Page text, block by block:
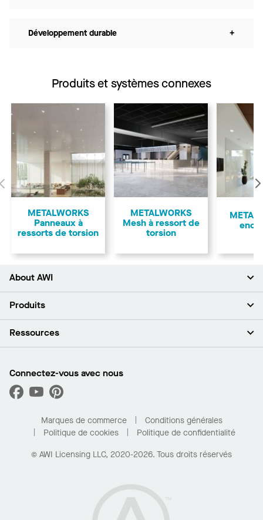
Développement durable +
Produits et systèmes connexes
Précédent
METALWORKS
Panneaux à
ressorts de torsion
METALWORKS
Mesh à ressort de
torsion
About AWI
À propos de nous
Espace presse
Quelles sont mes options d’achat?
Produits
Plafonds
Capacités sur mesure
Performance
Ressources
Trouver un distributeur
Trouver un distributeur
Pour la maison
Connectez-vous avec nous
Marques de commerce
Conditions générales
Politique de cookies
Politique de confidentialité
© AWI Licensing LLC, 2020-2026. Tous droits réservés